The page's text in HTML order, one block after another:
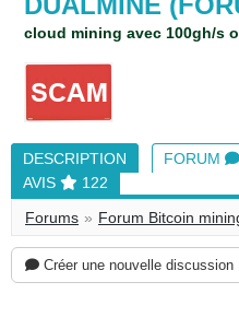
cloud mining avec 100gh/s
DESCRIPTION FORUM
AVIS
122
Forums
Forum Bitcoin
Créer une nouvelle discussion